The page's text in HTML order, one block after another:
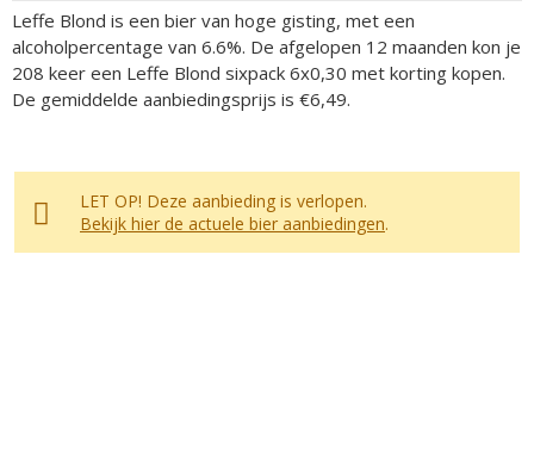
Leffe Blond is een bier van hoge gisting, met een
alcoholpercentage van 6.6%. De afgelopen 12 maanden kon je
208 keer een Leffe Blond sixpack 6x0,30 met korting kopen.
De gemiddelde aanbiedingsprijs is €6,49.
LET OP! Deze aanbieding is verlopen.
Bekijk hier de actuele bier aanbiedingen.